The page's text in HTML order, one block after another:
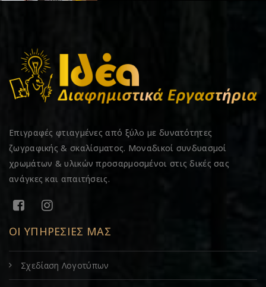
Επιγραφές φτιαγμένες από ξύλο με δυνατότητες
ζωγραφικής & σκαλίσματος. Μοναδικοί συνδυασμοί
χρωμάτων & υλικών προσαρμοσμένοι στις δικές σας
ανάγκες και απαιτήσεις.
ΟΙ ΥΠΗΡΕΣΙΕΣ ΜΑΣ
Σχεδίαση Λογοτύπων